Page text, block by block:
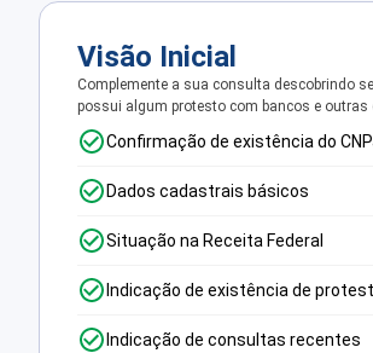
Visão Inicial
Complemente a sua consulta descobrindo
possui algum protesto com bancos e outras
Confirmação de existência do
Dados cadastrais básicos
Situação na Receita Federal
Indicação de existência de
Indicação de consultas recentes